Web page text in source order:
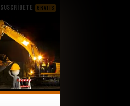
SUSCRÍBETE GRATIS